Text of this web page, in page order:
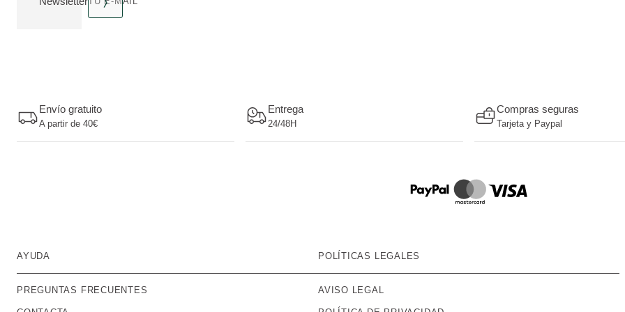
Envío gratuito
A partir de 40€
Entrega
24/48H
Compras seguras
Tarjeta y Paypal
AYUDA
PREGUNTAS FRECUENTES
POLÍTICAS LEGALES
AVISO LEGAL